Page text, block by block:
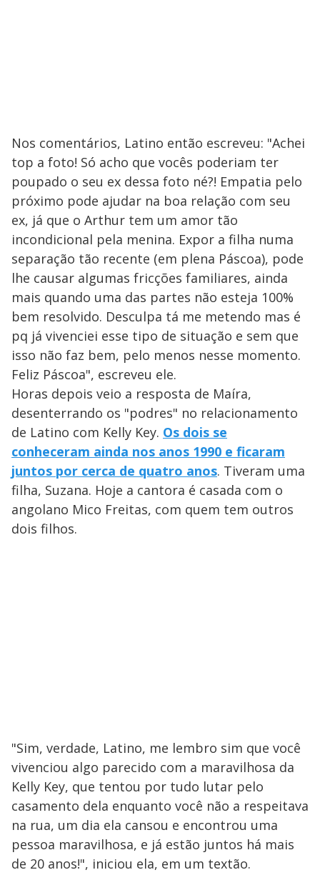
Nos comentários, Latino então escreveu: "Achei
top a foto! Só acho que vocês poderiam ter
poupado o seu ex dessa foto né?! Empatia pelo
próximo pode ajudar na boa relação com seu
ex, já que o Arthur tem um amor tão
incondicional pela menina. Expor a filha numa
separação tão recente (em plena Páscoa), pode
lhe causar algumas fricções familiares, ainda
mais quando uma das partes não esteja 100%
bem resolvido. Desculpa tá me metendo mas é
pq já vivenciei esse tipo de situação e sem que
isso não faz bem, pelo menos nesse momento.
Feliz Páscoa", escreveu ele.
Horas depois veio a resposta de Maíra,
desenterrando os "podres" no relacionamento
de Latino com Kelly Key. Os dois se
conheceram ainda nos anos 1990 e ficaram
juntos por cerca de quatro anos. Tiveram uma
filha, Suzana. Hoje a cantora é casada com o
angolano Mico Freitas, com quem tem outros
dois filhos.
"Sim, verdade, Latino, me lembro sim que você
vivenciou algo parecido com a maravilhosa da
Kelly Key, que tentou por tudo lutar pelo
casamento dela enquanto você não a respeitava
na rua, um dia ela cansou e encontrou uma
pessoa maravilhosa, e já estão juntos há mais
de 20 anos!", iniciou ela, em um textão.